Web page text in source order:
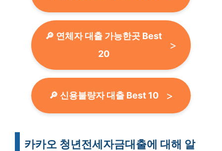
🔎 연체자 대출 가능한곳 Best
20
🔎 신용불량자 대출 Best 10
카카오 청년전세자금대출에 대해 알